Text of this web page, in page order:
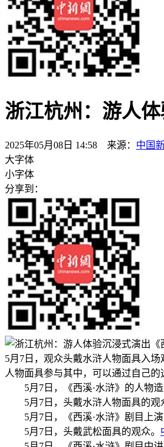
浙江杭州：游人体
2025年05月08日 14:58 来源： 中国
大字体
小字体
分享到：
5月7日，观众头戴水浒人物面具入
人物面具参与其中，可以通过自己
5月7日，《西溪·水浒》的人物造
5月7日，头戴水浒人物面具的观
5月7日，《西溪·水浒》剧目上
5月7日，头戴武松面具的观众。